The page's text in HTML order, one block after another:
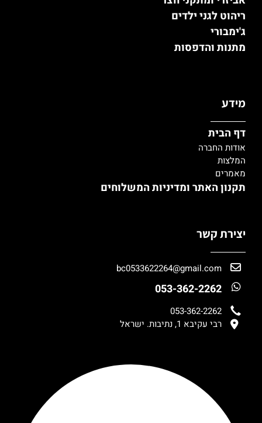
ריהוט לגני ילדים
ג'ימבורי
מתנות והדפסות
מידע
דף הבית
אודות החברה
המלצות
מאמרים
תקנון האתר ומדיניות המשלוחים
יצירת קשר
bc0533622264@gmail.com
053-362-2262
053-362-2262
רבי עקיבא 1, נתיבות. ישראל